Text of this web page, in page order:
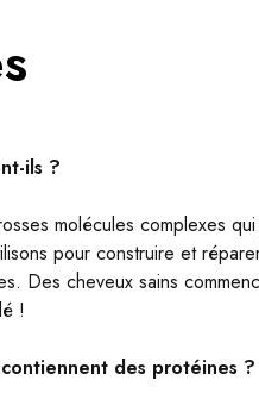
ils ?
molécules complexes
pour construire et
Des cheveux sains
!
des protéines ?